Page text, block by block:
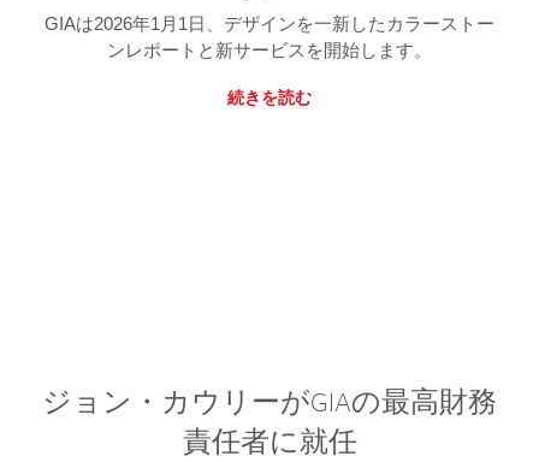
GIAは2026年1月1日、デザインを一新したカラーストー
ンレポートと新サービスを開始します。
続きを読む
ジョン・カウリーがGIAの最高財務
責任者に就任